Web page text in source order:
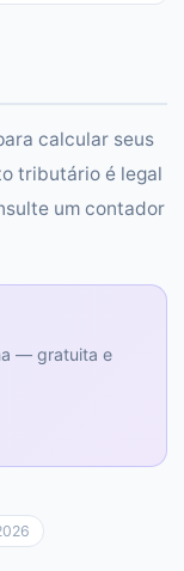
calcular seus
tributário é legal
um contador
— gratuita e